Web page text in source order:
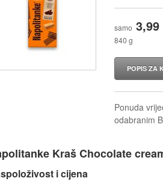
samo 3,99
840 g
POPIS ZA
Ponuda
odabranim
Kraš Chocolate
i cijena